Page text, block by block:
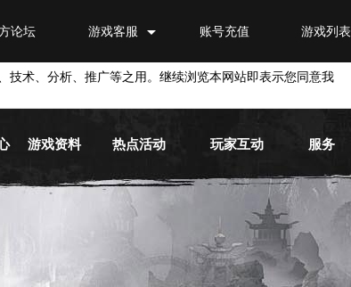
游戏列表
账号充值
游戏客服
论坛
技术、分析、推广等之用。继续浏览本网站即表示您同意我
游戏资料 热点活动 玩家互动 服务
新手指南
活动专区
兑换平台
官方微博
常见问题
物品找回
账号安全
VIP会员